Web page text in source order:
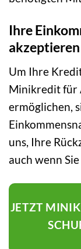
Ihre
akzeptieren
Um Ihre
Minikredit für
ermöglichen,
uns, Ihre
auch wenn
JETZT